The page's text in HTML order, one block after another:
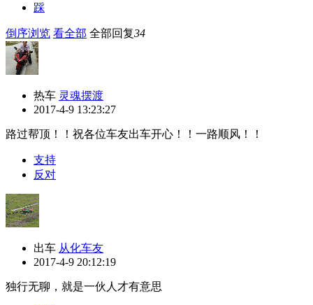
踩
倒序浏览 看全部 全部回复34
热车 灵魂摆渡
2017-4-9 13:23:27
路过帮顶！！祝各位车友出车开心！！一路顺风！！
支持
反对
出车 从化车友
2017-4-9 20:12:19
独行无聊，就是一伙人才有意思